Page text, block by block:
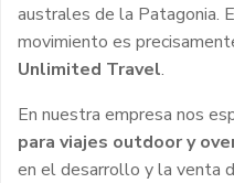
australes de la Patagonia.
movimiento es
Unlimited Travel.
En nuestra empresa nos
para viajes outdoor y
en el desarrollo y la venta